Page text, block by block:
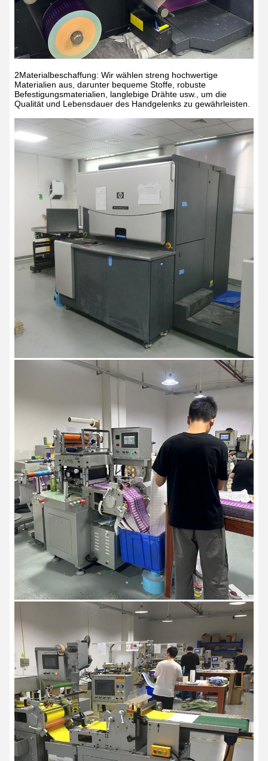
2Materialbeschaffung: Wir wählen streng hochwertige
Materialien aus, darunter bequeme Stoffe, robuste
Befestigungsmaterialien, langlebige Drähte usw., um die
Qualität und Lebensdauer des Handgelenks zu gewährleisten.